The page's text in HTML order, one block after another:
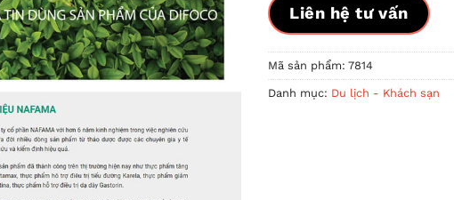
Liên hệ tư vấn
Mã sản phẩm: 7814
Danh mục: Du lịch - Khách sạn